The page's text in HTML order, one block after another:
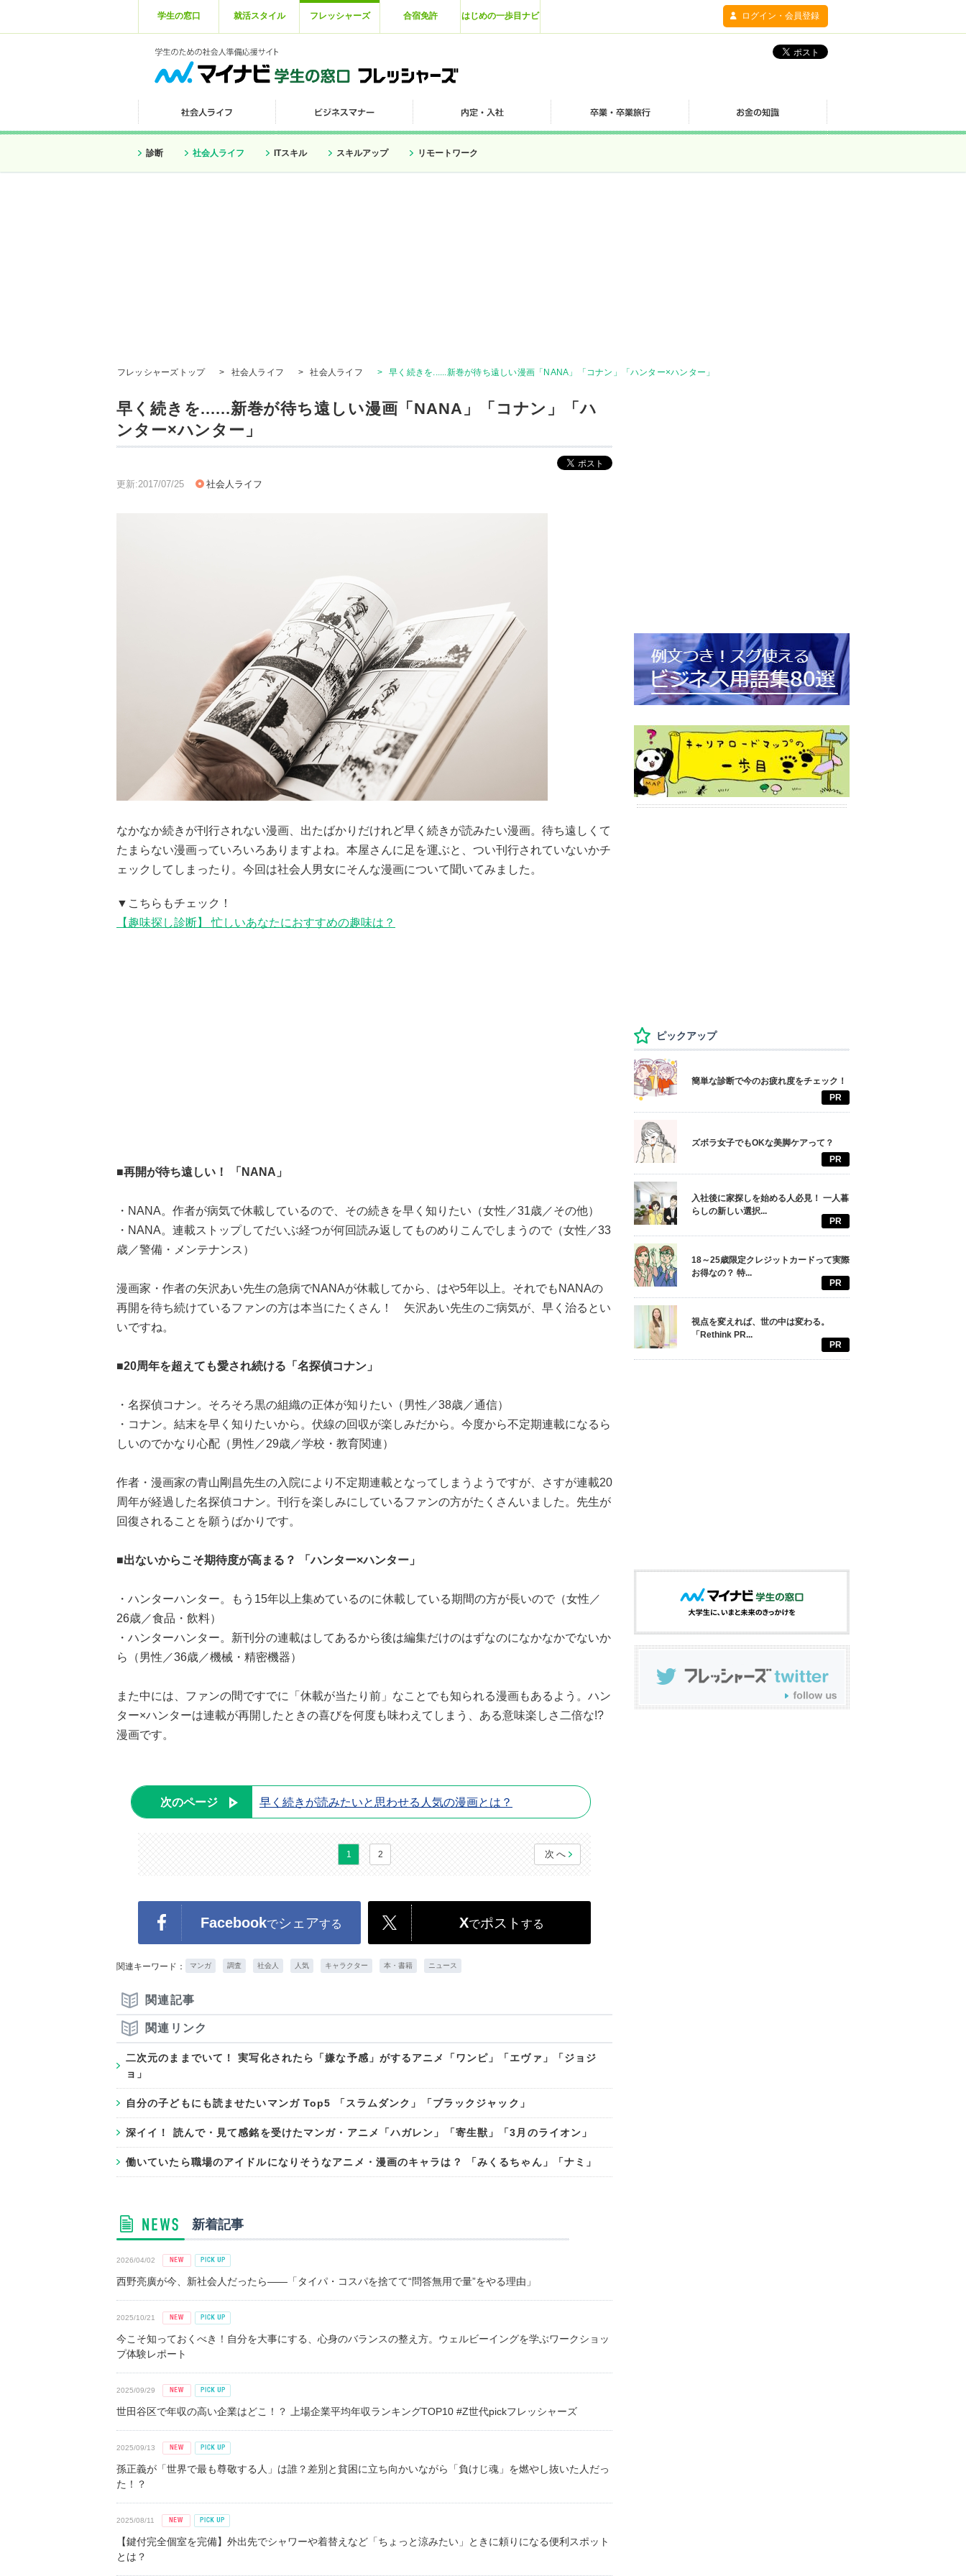
学生の窓口 就活スタイル フレッシャーズ 合宿免許 はじめの一歩目ナビ ログイン・会員登録
診断 社会人ライフ ITスキル スキルアップ リモートワーク
フレッシャーズトップ > 社会人ライフ > 社会人ライフ > 早く続きを......新巻が待ち遠しい漫画「NANA」「コナン」「ハンター×ハンター」
早く続きを......新巻が待ち遠しい漫画「NANA」「コナン」「ハ
ンター×ハンター」
更新:2017/07/25 社会人ライフ
なかなか続きが刊行されない漫画、出たばかりだけれど早く続きが読みたい漫画。待ち遠しくて
たまらない漫画っていろいろありますよね。本屋さんに足を運ぶと、つい刊行されていないかチ
ェックしてしまったり。今回は社会人男女にそんな漫画について聞いてみました。
▼こちらもチェック！
【趣味探し診断】 忙しいあなたにおすすめの趣味は？
■再開が待ち遠しい！ 「NANA」
・NANA。作者が病気で休載しているので、その続きを早く知りたい（女性／31歳／その他）
・NANA。連載ストップしてだいぶ経つが何回読み返してものめりこんでしまうので（女性／33
歳／警備・メンテナンス）
漫画家・作者の矢沢あい先生の急病でNANAが休載してから、はや5年以上。それでもNANAの
再開を待ち続けているファンの方は本当にたくさん！ 矢沢あい先生のご病気が、早く治るとい
いですね。
■20周年を超えても愛され続ける「名探偵コナン」
・名探偵コナン。そろそろ黒の組織の正体が知りたい（男性／38歳／通信）
・コナン。結末を早く知りたいから。伏線の回収が楽しみだから。今度から不定期連載になるら
しいのでかなり心配（男性／29歳／学校・教育関連）
作者・漫画家の青山剛昌先生の入院により不定期連載となってしまうようですが、さすが連載20
周年が経過した名探偵コナン。刊行を楽しみにしているファンの方がたくさんいました。先生が
回復されることを願うばかりです。
■出ないからこそ期待度が高まる？ 「ハンター×ハンター」
・ハンターハンター。もう15年以上集めているのに休載している期間の方が長いので（女性／
26歳／食品・飲料）
・ハンターハンター。新刊分の連載はしてあるから後は編集だけのはずなのになかなかでないか
ら（男性／36歳／機械・精密機器）
また中には、ファンの間ですでに「休載が当たり前」なことでも知られる漫画もあるよう。ハン
ター×ハンターは連載が再開したときの喜びを何度も味わえてしまう、ある意味楽しさ二倍な!?
漫画です。
次のページ 早く続きが読みたいと思わせる人気の漫画とは？
1 2 次へ
Facebookでシェアする Xでポスト する
関連キーワード： マンガ 調査 社会人 人気 キャラクター 本・書籍 ニュース
関連記事
関連リンク
二次元のままでいて！ 実写化されたら「嫌な予感」がするアニメ「ワンピ」「エヴァ」「ジョジ
ョ」
自分の子どもにも読ませたいマンガ Top5 「スラムダンク」「ブラックジャック」
深イイ！ 読んで・見て感銘を受けたマンガ・アニメ「ハガレン」「寄生獣」「3月のライオン」
働いていたら職場のアイドルになりそうなアニメ・漫画のキャラは？ 「みくるちゃん」「ナミ」
新着記事
2026/04/02
西野亮廣が今、新社会人だったら――「タイパ・コスパを捨てて“問答無用で量”をやる理由」
2025/10/21
今こそ知っておくべき！自分を大事にする、心身のバランスの整え方。ウェルビーイングを学ぶワークショッ
プ体験レポート
2025/09/29
世田谷区で年収の高い企業はどこ！？ 上場企業平均年収ランキングTOP10 #Z世代pickフレッシャーズ
2025/09/13
孫正義が「世界で最も尊敬する人」は誰？差別と貧困に立ち向かいながら「負けじ魂」を燃やし抜いた人だっ
た！？
2025/08/11
【鍵付完全個室を完備】外出先でシャワーや着替えなど「ちょっと涼みたい」ときに頼りになる便利スポット
とは？
ピックアップ
簡単な診断で今のお疲れ度をチェック！
PR
ズボラ女子でもOKな美脚ケアって？
PR
入社後に家探しを始める人必見！ 一人暮
らしの新しい選択...
PR
18～25歳限定クレジットカードって実際
お得なの？ 特...
PR
視点を変えれば、世の中は変わる。
「Rethink PR...
PR